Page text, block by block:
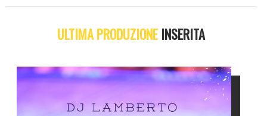
ULTIMA PRODUZIONE INSERITA